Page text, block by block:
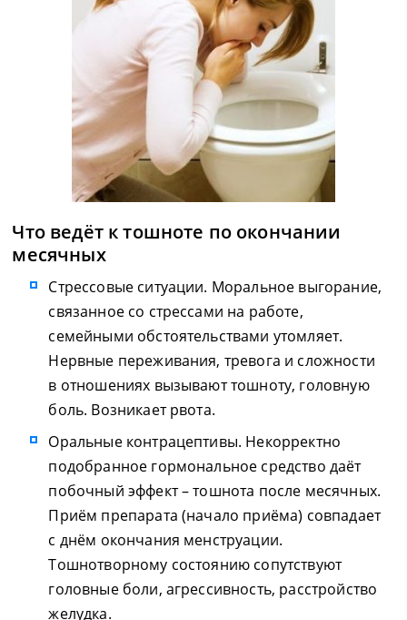
Что ведёт к тошноте по окончании
месячных
Стрессовые ситуации. Моральное выгорание,
связанное со стрессами на работе,
семейными обстоятельствами утомляет.
Нервные переживания, тревога и сложности
в отношениях вызывают тошноту, головную
боль. Возникает рвота.
Оральные контрацептивы. Некорректно
подобранное гормональное средство даёт
побочный эффект – тошнота после месячных.
Приём препарата (начало приёма) совпадает
с днём окончания менструации.
Тошнотворному состоянию сопутствуют
головные боли, агрессивность, расстройство
желудка.